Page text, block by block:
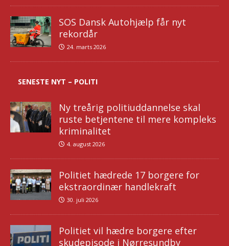
SOS Dansk Autohjælp får nyt
rekordår
24. marts 2026
SENESTE NYT – POLITI
Ny treårig politiuddannelse skal
ruste betjentene til mere kompleks
kriminalitet
4. august 2026
Politiet hædrede 17 borgere for
ekstraordinær handlekraft
30. juli 2026
Politiet vil hædre borgere efter
skudepisode i Nørresundby